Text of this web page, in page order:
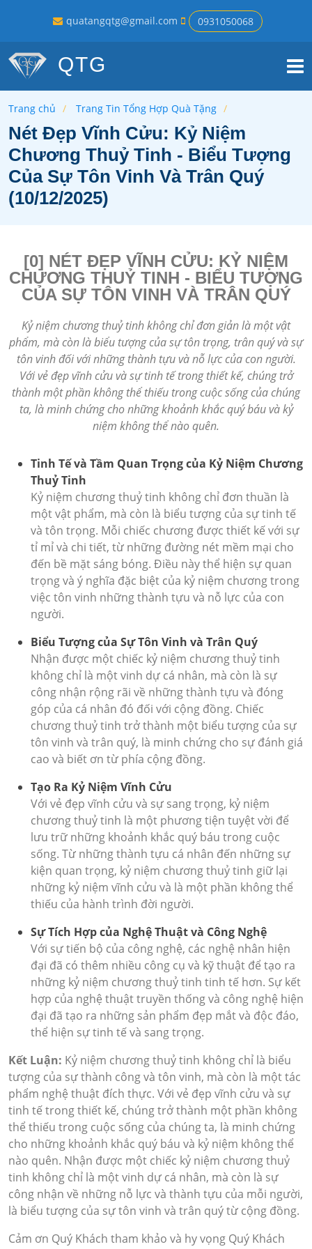
quatangqtg@gmail.com 0931050068
QTG
Trang chủ Trang Tin Tổng Hợp Quà Tặng
Nét Đẹp Vĩnh Cửu: Kỷ Niệm
Chương Thuỷ Tinh - Biểu Tượng
Của Sự Tôn Vinh Và Trân Quý
(10/12/2025)
[0] NÉT ĐẸP VĨNH CỬU: KỶ NIỆM
CHƯƠNG THUỶ TINH - BIỂU TƯỢNG
CỦA SỰ TÔN VINH VÀ TRÂN QUÝ
Kỷ niệm chương thuỷ tinh không chỉ đơn giản là một vật
phẩm, mà còn là biểu tượng của sự tôn trọng, trân quý và sự
tôn vinh đối với những thành tựu và nỗ lực của con người.
Với vẻ đẹp vĩnh cửu và sự tinh tế trong thiết kế, chúng trở
thành một phần không thể thiếu trong cuộc sống của chúng
ta, là minh chứng cho những khoảnh khắc quý báu và kỷ
niệm không thể nào quên.
Tinh Tế và Tầm Quan Trọng của Kỷ Niệm Chương
Thuỷ Tinh
Kỷ niệm chương thuỷ tinh không chỉ đơn thuần là
một vật phẩm, mà còn là biểu tượng của sự tinh tế
và tôn trọng. Mỗi chiếc chương được thiết kế với sự
tỉ mỉ và chi tiết, từ những đường nét mềm mại cho
đến bề mặt sáng bóng. Điều này thể hiện sự quan
trọng và ý nghĩa đặc biệt của kỷ niệm chương trong
việc tôn vinh những thành tựu và nỗ lực của con
người.
Biểu Tượng của Sự Tôn Vinh và Trân Quý
Nhận được một chiếc kỷ niệm chương thuỷ tinh
không chỉ là một vinh dự cá nhân, mà còn là sự
công nhận rộng rãi về những thành tựu và đóng
góp của cá nhân đó đối với cộng đồng. Chiếc
chương thuỷ tinh trở thành một biểu tượng của sự
tôn vinh và trân quý, là minh chứng cho sự đánh giá
cao và biết ơn từ phía cộng đồng.
Tạo Ra Kỷ Niệm Vĩnh Cửu
Với vẻ đẹp vĩnh cửu và sự sang trọng, kỷ niệm
chương thuỷ tinh là một phương tiện tuyệt vời để
lưu trữ những khoảnh khắc quý báu trong cuộc
sống. Từ những thành tựu cá nhân đến những sự
kiện quan trọng, kỷ niệm chương thuỷ tinh giữ lại
những kỷ niệm vĩnh cửu và là một phần không thể
thiếu của hành trình đời người.
Sự Tích Hợp của Nghệ Thuật và Công Nghệ
Với sự tiến bộ của công nghệ, các nghệ nhân hiện
đại đã có thêm nhiều công cụ và kỹ thuật để tạo ra
những kỷ niệm chương thuỷ tinh tinh tế hơn. Sự kết
hợp của nghệ thuật truyền thống và công nghệ hiện
đại đã tạo ra những sản phẩm đẹp mắt và độc đáo,
thể hiện sự tinh tế và sang trọng.
Kết Luận: Kỷ niệm chương thuỷ tinh không chỉ là biểu
tượng của sự thành công và tôn vinh, mà còn là một tác
phẩm nghệ thuật đích thực. Với vẻ đẹp vĩnh cửu và sự
tinh tế trong thiết kế, chúng trở thành một phần không
thể thiếu trong cuộc sống của chúng ta, là minh chứng
cho những khoảnh khắc quý báu và kỷ niệm không thể
nào quên. Nhận được một chiếc kỷ niệm chương thuỷ
tinh không chỉ là một vinh dự cá nhân, mà còn là sự
công nhận về những nỗ lực và thành tựu của mỗi người,
là biểu tượng của sự tôn vinh và trân quý từ cộng đồng.
Cảm ơn Quý Khách tham khảo và hy vọng Quý Khách